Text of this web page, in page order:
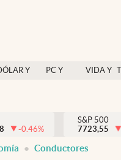
Y
PC Y
VIDA Y
México
USA
-0.46%
S&P 500
7723,55
Conductores